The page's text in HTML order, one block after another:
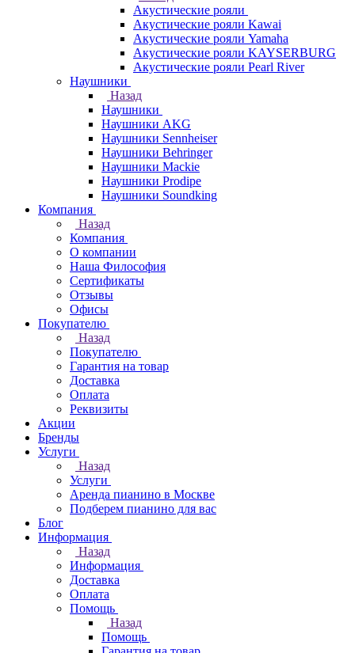
Акустические рояли
Акустические рояли Kawai
Акустические рояли Yamaha
Акустические рояли KAYSERBURG
Акустические рояли Pearl River
Наушники
Назад
Наушники
Наушники AKG
Наушники Sennheiser
Наушники Behringer
Наушники Mackie
Наушники Prodipe
Наушники Soundking
Компания
Назад
Компания
О компании
Наша Философия
Сертификаты
Отзывы
Офисы
Покупателю
Назад
Покупателю
Гарантия на товар
Доставка
Оплата
Реквизиты
Акции
Бренды
Услуги
Назад
Услуги
Аренда пианино в Москве
Подберем пианино для вас
Блог
Информация
Назад
Информация
Доставка
Оплата
Помощь
Назад
Помощь